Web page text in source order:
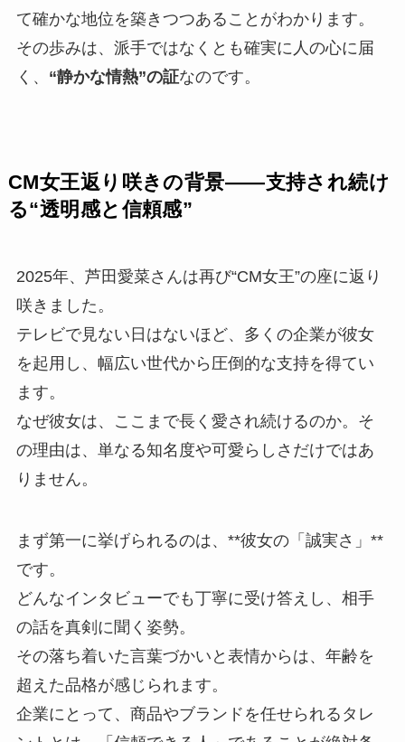
て確かな地位を築きつつあることがわかります。
その歩みは、派手ではなくとも確実に人の心に届
く、 “静かな情熱”の証なのです。
CM女王返り咲きの背景――支持され続け
る“透明感と信頼感”
2025年、芦田愛菜さんは再び“CM女王”の座に返り
咲きました。
テレビで見ない日はないほど、多くの企業が彼女
を起用し、幅広い世代から圧倒的な支持を得てい
ます。
なぜ彼女は、ここまで長く愛され続けるのか。そ
の理由は、単なる知名度や可愛らしさだけではあ
りません。
まず第一に挙げられるのは、**彼女の「誠実さ」**
です。
どんなインタビューでも丁寧に受け答えし、相手
の話を真剣に聞く姿勢。
その落ち着いた言葉づかいと表情からは、年齢を
超えた品格が感じられます。
企業にとって、商品やブランドを任せられるタレ